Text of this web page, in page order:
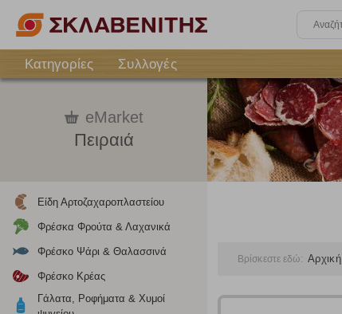
Κατηγορίες
Συλλογές
eMarket
Πειραιά
Είδη Αρτοζαχαροπλαστείου
Φρέσκα Φρούτα & Λαχανικά
Φρέσκο Ψάρι & Θαλασσινά
Φρέσκο Κρέας
Γάλατα, Ροφήματα & Χυμοί
Βρίσκεστε εδώ: Αρχική